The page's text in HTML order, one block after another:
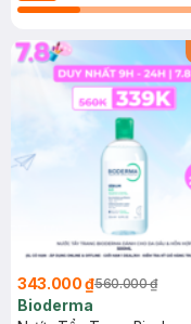
343.000 ₫560.000 ₫
Bioderma